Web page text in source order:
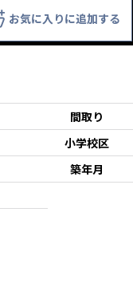
お気に入りに追加する
間取り
小学校区
築年月